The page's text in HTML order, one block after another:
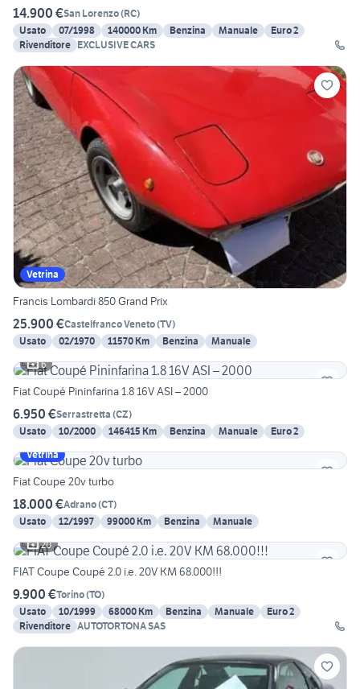
14.900 €San Lorenzo(RC)
Usato
07/1998 140000 Km Benzina Manuale
Euro 2
Rivenditore EXCLUSIVE CARS
Vetrina
Francis Lombardi 850 Grand Prix
25.900 €Castelfranco Veneto(TV)
Usato
02/1970 11570 Km Benzina
Manuale
6
Fiat Coupé Pininfarina 1.8 16V ASI – 2000
6.950 €Serrastretta (CZ)
Usato
10/2000 146415 Km Benzina Manuale
Euro 2
Vetrina
Fiat Coupe 20v turbo
18.000 €Adrano(CT)
Usato
12/1997 99000 Km Benzina
Manuale
20
FIAT Coupe Coupé 2.0 i.e. 20V KM 68.000!!!
9.900 €Torino(TO)
Usato
10/1999 68000 Km Benzina Manuale
Euro 2
Rivenditore AUTOTORTONA SAS